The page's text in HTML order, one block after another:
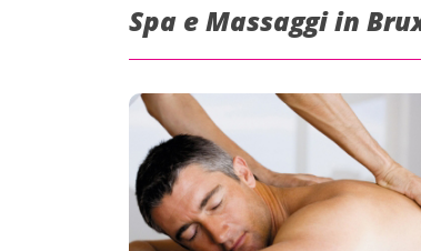
Spa e Massaggi in